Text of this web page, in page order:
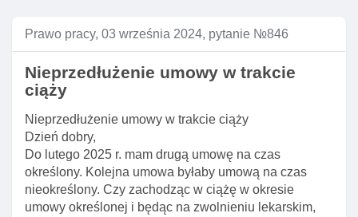
Prawo pracy, 03 września 2024, pytanie №846
Nieprzedłużenie umowy w trakcie
ciąży
Nieprzedłużenie umowy w trakcie ciąży
Dzień dobry,
Do lutego 2025 r. mam drugą umowę na czas
określony. Kolejna umowa byłaby umową na czas
nieokreślony. Czy zachodząc w ciążę w okresie
umowy określonej i będąc na zwolnieniu lekarskim,